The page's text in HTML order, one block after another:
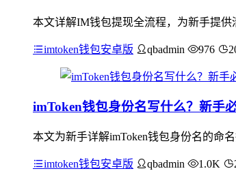
本文详解IM钱包提现全流程，为新手提
imtoken钱包安卓版 qbadmin 976
imToken钱包身份名写什么？新手
本文为新手详解imToken钱包身份名的命
imtoken钱包安卓版 qbadmin 1.0K